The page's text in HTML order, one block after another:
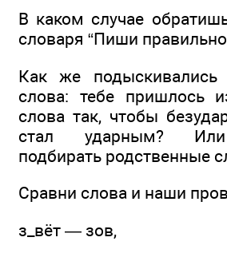
В каком случае
словаря “Пиши
Как же подыскивались
слова: тебе пришлось
слова так, чтобы
стал ударным?
подбирать родственные
Сравни слова и наши
з_вёт — зов,